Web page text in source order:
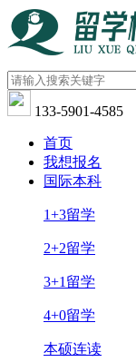
133-5901-4585
首页
我想报名
国际本科
1+3留学
2+2留学
3+1留学
4+0留学
本硕连读